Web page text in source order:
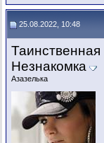
25.08.2022, 10:48
Таинственная
Незнакомка
Азазелька